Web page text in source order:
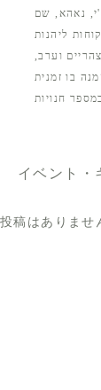
נאהא, שם
ליהנות
וערב,
בו זמנית
イベント・
投稿はありませ